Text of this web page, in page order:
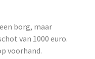
borg, maar
van 1000 euro.
voorhand.